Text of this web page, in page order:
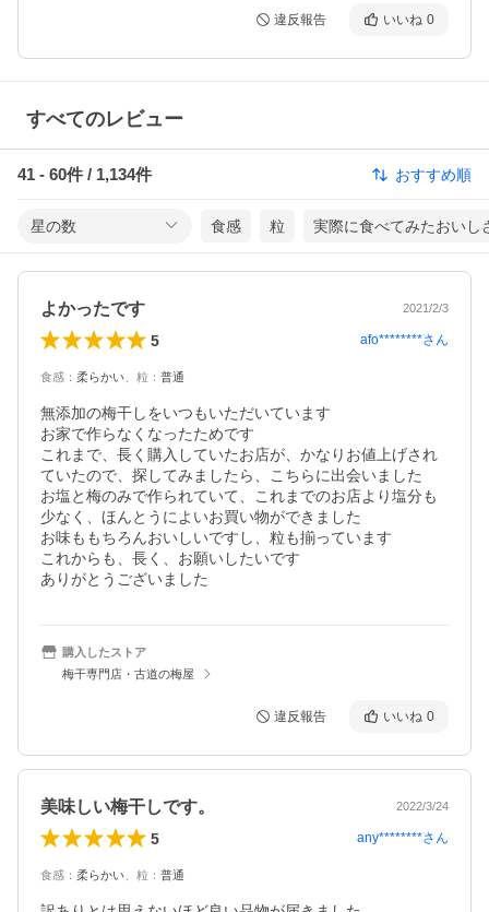
違反報告 いいね 0
すべてのレビュー
41 - 60件 / 1,134件 おすすめ順
星の数 食感 粒 実際に食べてみたおいし
よかったです 2021/2/3
5 afo********さん
食感 ： 柔らかい 粒 ： 普通
無添加の梅干しをいつもいただいています
お家で作らなくなったためです
これまで、長く購入していたお店が、かなりお値上げされ
ていたので、探してみましたら、こちらに出会いました
お塩と梅のみで作られていて、これまでのお店より塩分も
少なく、ほんとうによいお買い物ができました
お味ももちろんおいしいですし、粒も揃っています
これからも、長く、お願いしたいです
ありがとうございました
購入したストア
梅干専門店・古道の梅屋
違反報告 いいね 0
美味しい梅干しです。 2022/3/24
5 any********さん
食感 ： 柔らかい 粒 ： 普通